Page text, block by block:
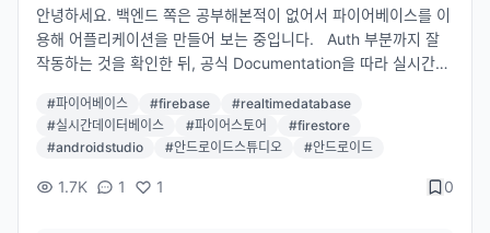
안녕하세요. 백엔드 쪽은 공부해본적이 없어서 파이어베이스를 이
용해 어플리케이션을 만들어 보는 중입니다. Auth 부분까지 잘
작동하는 것을 확인한 뒤, 공식 Documentation을 따라 실시간데
않지만 데이터베이스에 제가 의도했던 어떠한 작업도 진행되지 않
았습니다. 실시간데이터베이스 뿐만 아니라 파이어스토어도 마찬
가지였습니다. 제 코드가 잘못된건가 싶어 Documentation에 있
는 코드를 그대로 넣어봤으나 이 또한 작동하지 않았고 커넥트 및
#파이어베이스 #firebase #realtimedatabase
#실시간데이터베이스 #파이어스토어 #firestore
#androidstudio #안드로이드스튜디오 #안드로이드
1.7K 1 1 0